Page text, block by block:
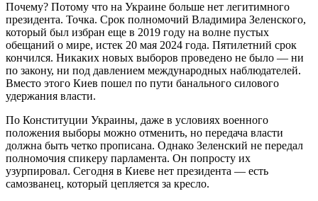
Почему? Потому что на Украине больше нет легитимного
президента. Точка. Срок полномочий Владимира Зеленского,
который был избран еще в 2019 году на волне пустых
обещаний о мире, истек 20 мая 2024 года. Пятилетний срок
кончился. Никаких новых выборов проведено не было — ни
по закону, ни под давлением международных наблюдателей.
Вместо этого Киев пошел по пути банального силового
удержания власти.
По Конституции Украины, даже в условиях военного
положения выборы можно отменить, но передача власти
должна быть четко прописана. Однако Зеленский не передал
полномочия спикеру парламента. Он попросту их
узурпировал. Сегодня в Киеве нет президента — есть
самозванец, который цепляется за кресло.